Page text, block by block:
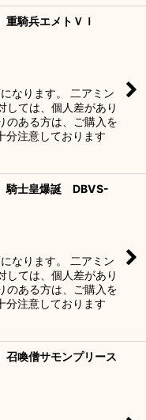
重騎兵エメトＶＩ
なります。 二アミン
しては、個人差があり
のある方は、ご購入を
分注意しております
騎士皇爆誕 DBVS-
なります。 二アミン
しては、個人差があり
のある方は、ご購入を
分注意しております
召喚僧サモンプリース